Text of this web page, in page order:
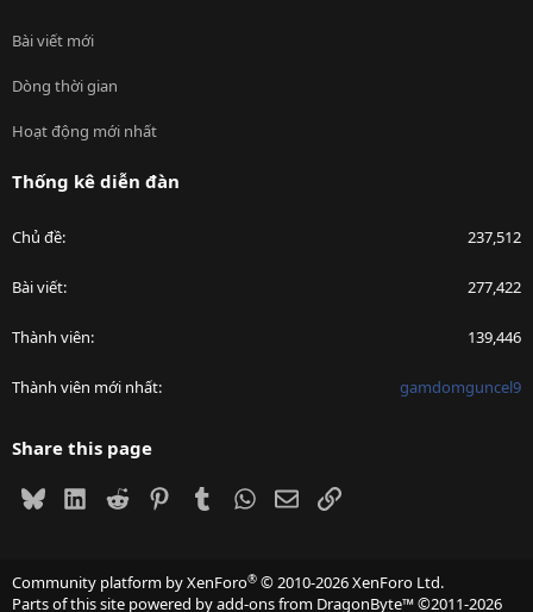
Bài viết mới
Dòng thời gian
Hoạt động mới nhất
Thống kê diễn đàn
Chủ đề 237,512
Bài viết 277,422
Thành viên 139,446
Thành viên mới nhất gamdomguncel9
Share this page
BlueskyLinkedIn
Reddit PinterestTumblrWhatsApp
EmailLink
Community platform by XenForo® © 2010-2026 XenForo Ltd.
Parts of this site powered byadd-ons from DragonByte™©2011-2026